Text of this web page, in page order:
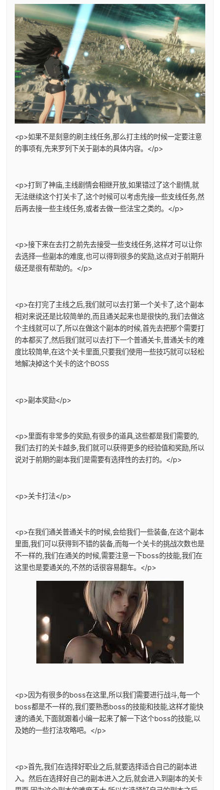
<p>如果不是刻意的刷主线任务,那么打主线的时候一定要注意
的事项有,先来罗列下关于副本的具体内容。</p>
<p>打到了神庙,主线剧情会相继开放,如果错过了这个剧情,就
无法继续这个打关卡了,这个时候可以考虑先接一些支线任务,然
后再去接一些主线任务,或者去做一些法宝之类的。</p>
<p>接下来在去打之前先去接受一些支线任务,这样才可以让你
去选择一些副本的难度,也可以得到很多的奖励,这点对于前期升
级还是很有帮助的。</p>
<p>在打完了主线之后,我们就可以去打第一个关卡了,这个副本
相对来说还是比较简单的,而且通关起来也是很快的,我们去做这
个主线就可以了,所以在做这个副本的时候,首先去把那个需要打
的本都买了,然后我们就可以去打下一个普通关卡,普通关卡的难
度比较简单,在这个关卡里面,只要我们使用一些技巧就可以轻松
地解决掉这个关卡的这个BOSS
<p>副本奖励</p>
<p>里面有非常多的奖励,有很多的道具,这些都是我们需要的,
我们去打的关卡越多,我们就可以获得更多的经验值和奖励,所以
说对于前期的副本我们是需要有选择性的去打的。</p>
<p>关卡打法</p>
<p>在我们通关普通关卡的时候,会给我们一些装备,在这个副本
里面,我们可以获得到不错的装备,而每一个关卡的挑战次数也是
不一样的,我们在通关的时候,需要注意一下boss的技能,我们在
这里也是要通关的,不然的话很容易翻车。</p>
<p>因为有很多的boss在这里,所以我们需要进行战斗,每一个
boss都是不一样的,我们要熟悉boss的技能和技能,这样才能快
速的通关,下面就跟着小编一起来了解一下这个boss的技能,以
及她的一些打法攻略吧。</p>
<p>首先,我们在选择好职业之后,就要选择适合自己的副本进
入。然后在选择好自己的副本进入之后,就会进入到副本的关卡